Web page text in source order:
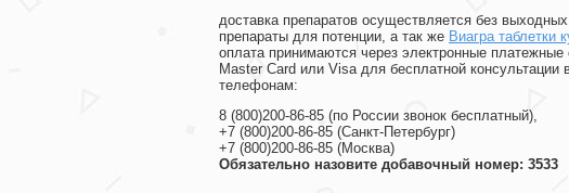
доставка препаратов осуществляется без
препараты для потенции, а так же Виагра таблетки
оплата принимаются через электронные
Master Card или Visa для бесплатной
телефонам:
8 (800)200-86-85 (по России звонок бесплатный),
+7 (800)200-86-85 (Санкт-Петербург)
+7 (800)200-86-85 (Москва)
Обязательно назовите добавочный номер: 3533